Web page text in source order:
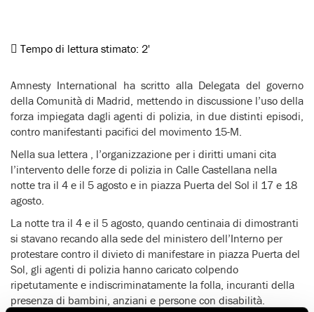
Tempo di lettura stimato: 2'
Amnesty International ha scritto alla Delegata del governo
della Comunità di Madrid, mettendo in discussione l’uso della
forza impiegata dagli agenti di polizia, in due distinti episodi,
contro manifestanti pacifici del movimento 15-M.
Nella sua lettera , l’organizzazione per i diritti umani cita
l’intervento delle forze di polizia in Calle Castellana nella
notte tra il 4 e il 5 agosto e in piazza Puerta del Sol il 17 e 18
agosto.
La notte tra il 4 e il 5 agosto, quando centinaia di dimostranti
si stavano recando alla sede del ministero dell’Interno per
protestare contro il divieto di manifestare in piazza Puerta del
Sol, gli agenti di polizia hanno caricato colpendo
ripetutamente e indiscriminatamente la folla, incuranti della
presenza di bambini, anziani e persone con disabilità.